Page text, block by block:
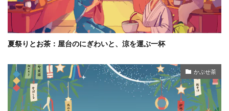
夏祭りとお茶：屋台のにぎわいと、涼を運ぶ一杯
かぶせ茶